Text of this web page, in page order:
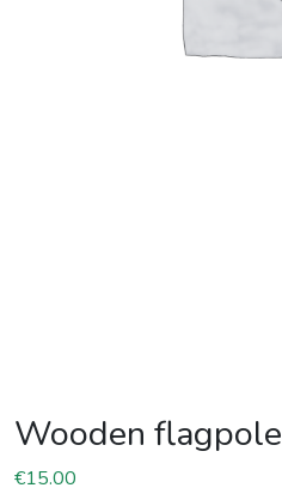
Wooden flagpole
€15.00